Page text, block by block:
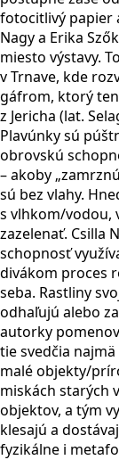
fotocitlivý papier
Nagy a Erika
miesto výstavy.
v Trnave, kde
gáfrom, ktorý
z Jericha (lat.
Plavúnky sú
obrovskú
– akoby
sú bez vlahy.
s vlhkom/vodou,
zazelenať. Csilla
schopnosť
divákom proces
seba. Rastliny
odhaľujú alebo
autorky
tie svedčia
malé objekty/
miskách starých
objektov, a tým
klesajú a
fyzikálne i